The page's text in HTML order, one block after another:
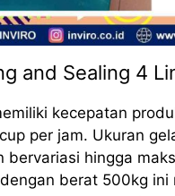
and Sealing 4
kecepatan
per jam. Ukuran
bervariasi hingga
berat 500kg ini